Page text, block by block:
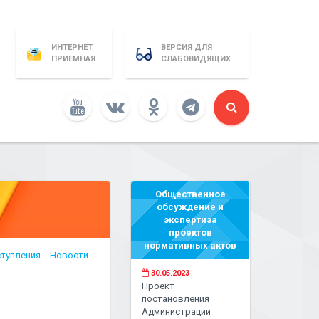
ИНТЕРНЕТ
ПРИЕМНАЯ
ВЕРСИЯ ДЛЯ
СЛАБОВИДЯЩИХ
Новости
Общественное
обсуждение и
экспертиза
проектов
нормативных актов
30.05.2023
Проект
постановления
Администрации